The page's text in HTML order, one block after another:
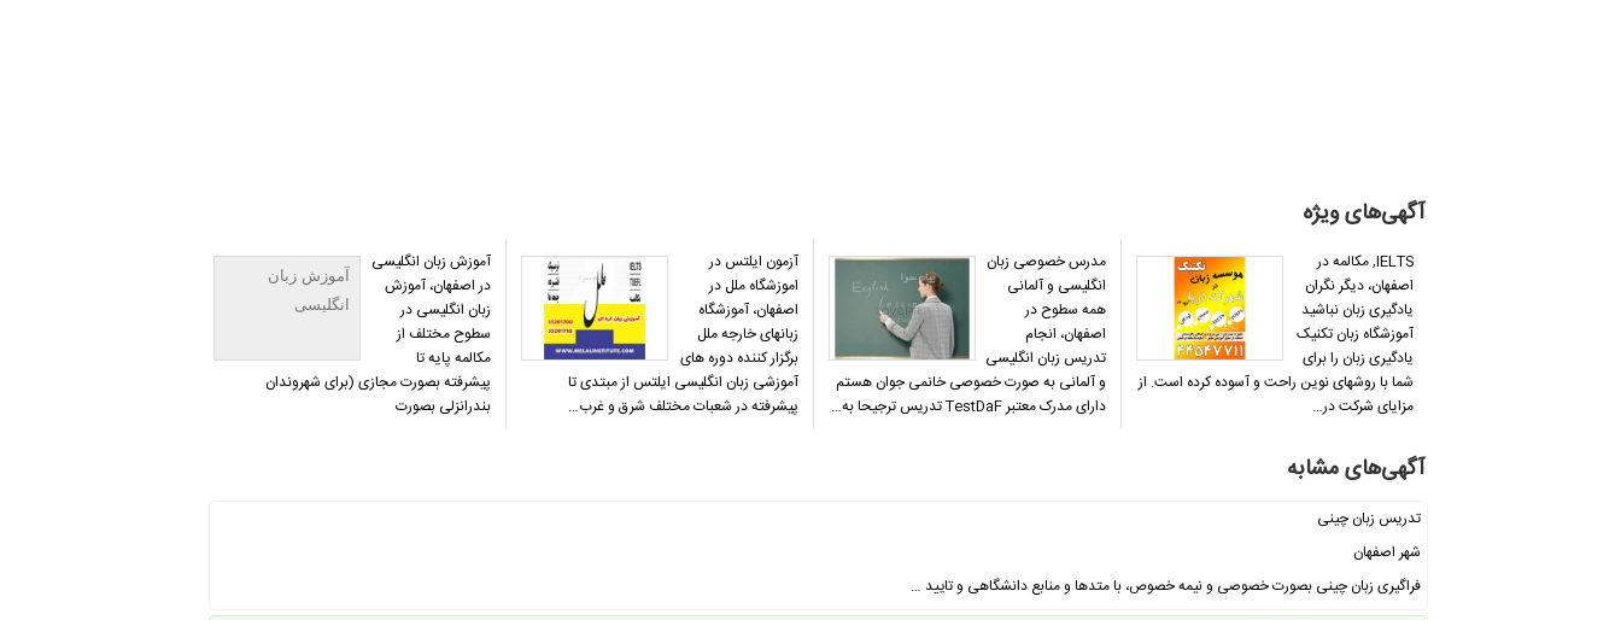
آگهی‌های ویژه
IELTS, مکالمه در
اصفهان، دیگر نگران
یادگیری زبان نباشید
آموزشگاه زبان تکنیک
یادگیری زبان را برای
شما با روشهای نوین راحت و آسوده کرده است. از
مزایای شرکت در…
مدرس خصوصی زبان
انگلیسی و آلمانی
همه سطوح در
اصفهان، انجام
تدریس زبان انگلیسی
و آلمانی به صورت خصوصی خانمی جوان هستم
دارای مدرک معتبر TestDaF تدریس ترجیحا به…
آزمون ایلتس در
اموزشگاه ملل در
اصفهان، آموزشگاه
زبانهای خارجه ملل
برگزار کننده دوره های
آموزشی زبان انگلیسی ایلتس از مبتدی تا
پیشرفته در شعبات مختلف شرق و غرب…
آموزش زبان
انگلیسی
آموزش زبان انگلیسی
در اصفهان، آموزش
زبان انگلیسی در
سطوح مختلف از
مکالمه پایه تا
پیشرفته بصورت مجازی (برای شهروندان
بندرانزلی بصورت
آگهی‌های مشابه
تدریس زبان چینی
شهر اصفهان
فراگیری زبان چینی بصورت خصوصی و نیمه خصوص، با متدها و منابع دانشگاهی و تایید …